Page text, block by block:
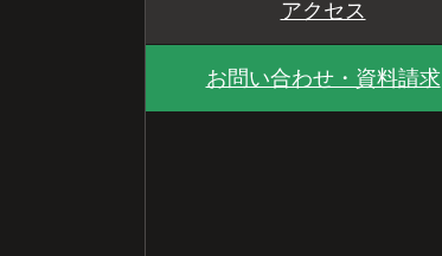
アクセス
お問い合わせ・資料請求